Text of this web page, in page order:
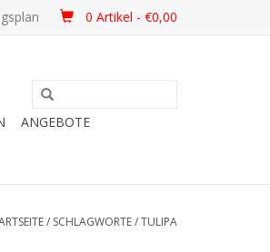
0 Artikel - €0,00
ANGEBOTE
/ SCHLAGWORTE/TULIPA